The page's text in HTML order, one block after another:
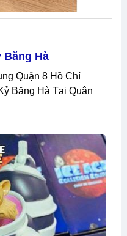
Băng Hà
Băng Hà Tại Quận